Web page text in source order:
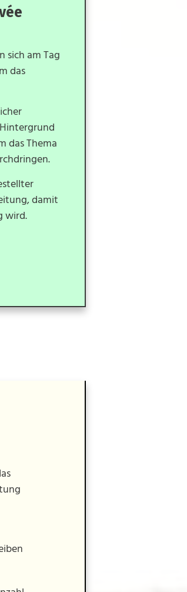
sich am Tag
das
das Thema
damit
wird.